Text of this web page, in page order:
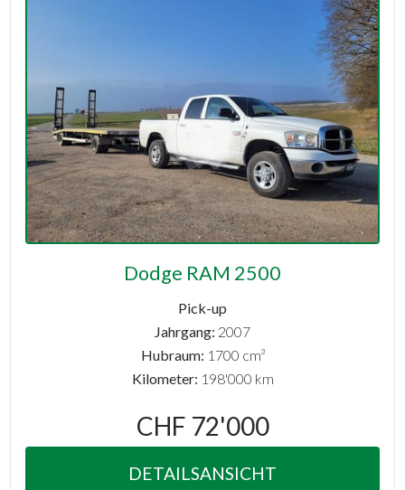
Dodge RAM 2500
Pick-up
Jahrgang: 2007
Hubraum: 1700 cm³
Kilometer: 198'000 km
CHF 72'000
DETAILSANSICHT